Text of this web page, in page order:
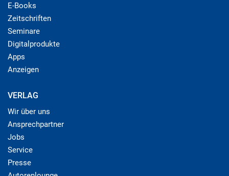
E-Books
Zeitschriften
Seminare
Digitalprodukte
Apps
Anzeigen
VERLAG
Wir über uns
Ansprechpartner
Jobs
Service
Presse